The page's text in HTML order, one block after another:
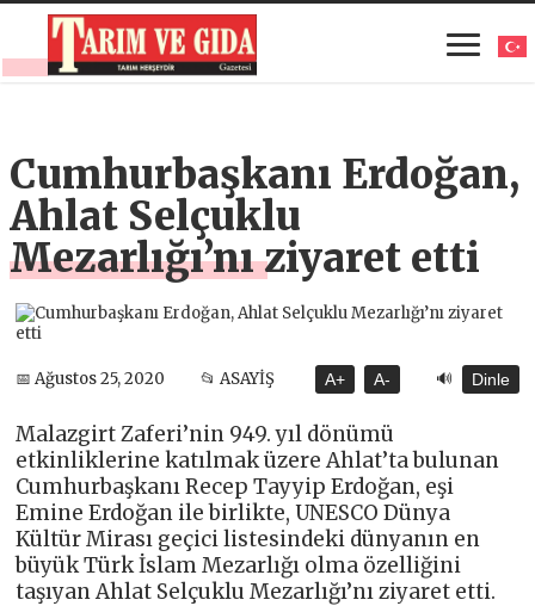
Cumhurbaşkanı Erdoğan,
Ahlat Selçuklu
Mezarlığı’nı ziyaret etti
📅 Ağustos 25, 2020 📂 ASAYİŞ A+ A- 🔊 Dinle
Malazgirt Zaferi’nin 949. yıl dönümü
etkinliklerine katılmak üzere Ahlat’ta bulunan
Cumhurbaşkanı Recep Tayyip Erdoğan, eşi
Emine Erdoğan ile birlikte, UNESCO Dünya
Kültür Mirası geçici listesindeki dünyanın en
büyük Türk İslam Mezarlığı olma özelliğini
taşıyan Ahlat Selçuklu Mezarlığı’nı ziyaret etti.